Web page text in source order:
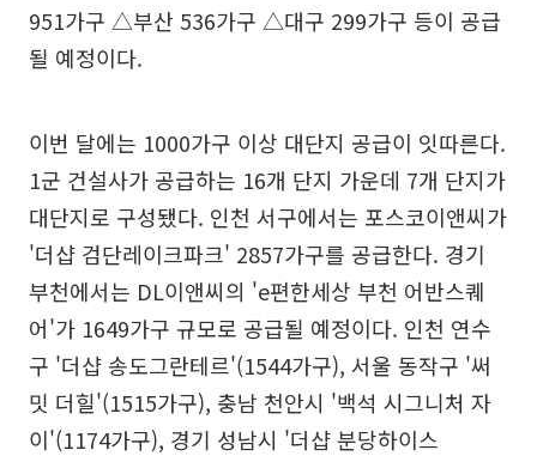
951가구 △부산 536가구 △대구 299가구 등이 공급
될 예정이다.
이번 달에는 1000가구 이상 대단지 공급이 잇따른다.
1군 건설사가 공급하는 16개 단지 가운데 7개 단지가
대단지로 구성됐다. 인천 서구에서는 포스코이앤씨가
'더샵 검단레이크파크' 2857가구를 공급한다. 경기
부천에서는 DL이앤씨의 'e편한세상 부천 어반스퀘
어'가 1649가구 규모로 공급될 예정이다. 인천 연수
구 '더샵 송도그란테르'(1544가구), 서울 동작구 '써
밋 더힐'(1515가구), 충남 천안시 '백석 시그니처 자
이'(1174가구), 경기 성남시 '더샵 분당하이스